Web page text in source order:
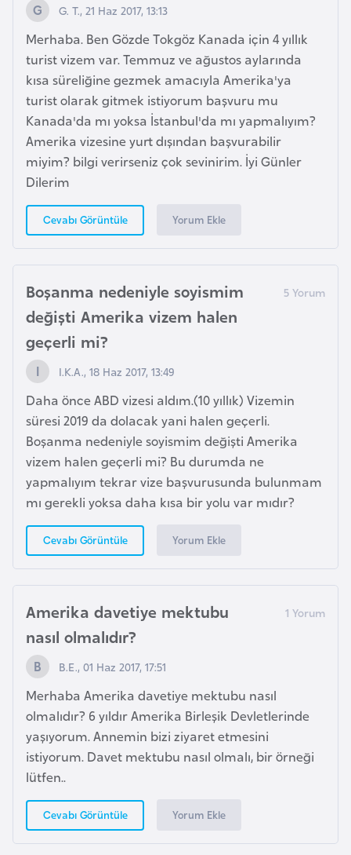
G. T., 21 Haz 2017, 13:13
Merhaba. Ben Gözde Tokgöz Kanada için 4 yıllık
turist vizem var. Temmuz ve ağustos aylarında
kısa süreliğine gezmek amacıyla Amerika'ya
turist olarak gitmek istiyorum başvuru mu
Kanada'da mı yoksa İstanbul'da mı yapmalıyım?
Amerika vizesine yurt dışından başvurabilir
miyim? bilgi verirseniz çok sevinirim. İyi Günler
Dilerim
Cevabı Görüntüle Yorum Ekle
Boşanma nedeniyle soyismim
değişti Amerika vizem halen
geçerli mi?
I.K.A., 18 Haz 2017, 13:49
Daha önce ABD vizesi aldım.(10 yıllık) Vizemin
süresi 2019 da dolacak yani halen geçerli.
Boşanma nedeniyle soyismim değişti Amerika
vizem halen geçerli mi? Bu durumda ne
yapmalıyım tekrar vize başvurusunda bulunmam
mı gerekli yoksa daha kısa bir yolu var mıdır?
Cevabı Görüntüle Yorum Ekle
Amerika davetiye mektubu
nasıl olmalıdır?
B.E., 01 Haz 2017, 17:51
Merhaba Amerika davetiye mektubu nasıl
olmalıdır? 6 yıldır Amerika Birleşik Devletlerinde
yaşıyorum. Annemin bizi ziyaret etmesini
istiyorum. Davet mektubu nasıl olmalı, bir örneği
lütfen..
Cevabı Görüntüle Yorum Ekle
t
i
s
t
a
n
H
o
a
n
a
İ
n
g
i
l
t
e
r
e
I
k
İ
l
a
n
d
a
İ